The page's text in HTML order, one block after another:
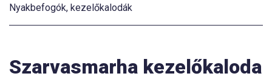
Nyakbefogók, kezelőkalodák
Szarvasmarha kezelőkaloda